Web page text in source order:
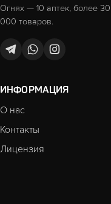
Огнях — 10 аптек, более 30
000 товаров.
ИНФОРМАЦИЯ
О нас
Контакты
Лицензия